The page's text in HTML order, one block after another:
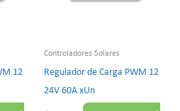
12
Controladores Solares
Regulador de Carga PWM 12
24V 60A xUn